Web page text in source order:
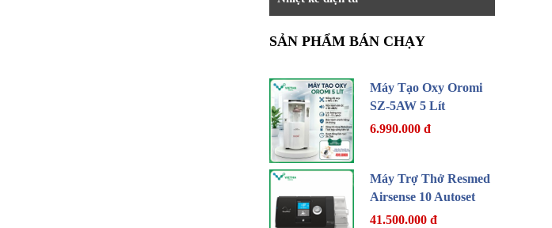
SẢN PHẨM BÁN CHẠY
Máy Tạo Oxy Oromi
SZ-5AW 5 Lít
6.990.000 đ
Máy Trợ Thở Resmed
Airsense 10 Autoset
41.500.000 đ